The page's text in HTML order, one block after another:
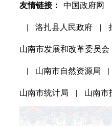
友情链接： 中国政府网
| 洛扎县人民政府 |
山南市发展和改革委员会
| 山南市自然资源局 |
山南市统计局 | 山南市